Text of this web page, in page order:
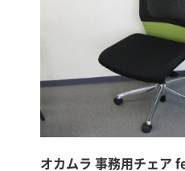
オカムラ 事務用チェア